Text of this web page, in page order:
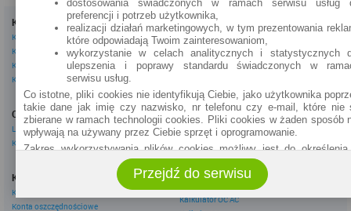
Kredyty
Kredyty gotówkowe
Kredyty hipoteczne
Kredyty konsolidacyjne
Kredyty na samochód
Oszczędzanie
Lokaty
Konta oszczędnościowe
Konta osobiste
Konta osobiste
Konta oszczędnościowe
Dla firm
Kredyty firmowe
Konta firmowe
Leasingi
Inne
eBroker Ekstra
Artykuły
Odpowiedzi ekspertów
Porady
Opinie o instytucjach
Kalkulator OC AC
dostosowania świadczonych w ramach serwisu usług
preferencji i potrzeb użytkownika,
realizacji działań marketingowych, w tym prezentowania
które odpowiadają Twoim zainteresowaniom,
wykorzystanie w celach analitycznych i statystycznych
ulepszenia i poprawy standardu świadczonych w
serwisu usług.
Co istotne, pliki cookies nie identyfikują Ciebie, jako użytkownika
takie dane jak imię czy nazwisko, nr telefonu czy e-mail, które nie
zbierane w ramach technologii cookies. Pliki cookies w żaden sposób
wpływają na używany przez Ciebie sprzęt i oprogramowanie.
Zakres wykorzystywania plików cookies możliwy jest do
ustawieniach przeglądarki każdego użytkownika. Bez
zmian ustawień, informacje w plikach cookies mogą być
pamięci Twojego urządzenia.
Administratorem danych pozyskiwanych w technologii cookies jest
Przejdź do serwisu